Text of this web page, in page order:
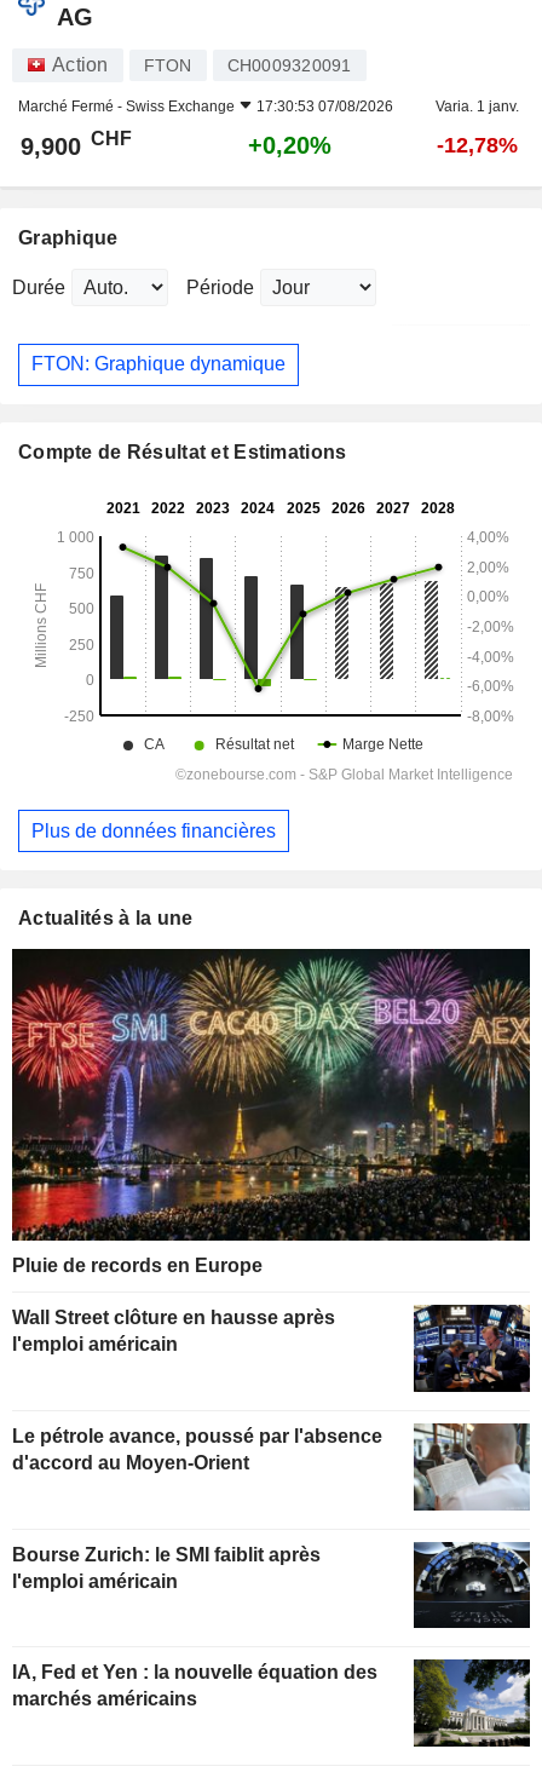
AG
Action FTON CH0009320091
Marché Fermé - Swiss Exchange 17:30:53 07/08/2026 Varia. 1 janv.
9,900 CHF +0,20% -12,78%
Graphique
Durée Période
FTON: Graphique dynamique
Compte de Résultat et Estimations
Plus de données financières
Actualités à la une
Pluie de records en Europe
Wall Street clôture en hausse après
l'emploi américain
Le pétrole avance, poussé par l'absence
d'accord au Moyen-Orient
Bourse Zurich: le SMI faiblit après
l'emploi américain
IA, Fed et Yen : la nouvelle équation des
marchés américains